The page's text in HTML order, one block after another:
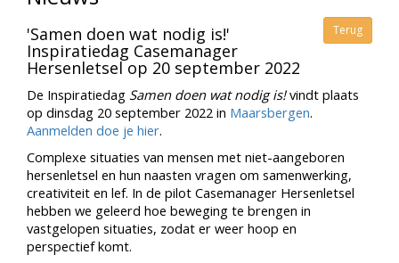
Terug
'Samen doen wat nodig is!'
Inspiratiedag Casemanager
Hersenletsel op 20 september 2022
De Inspiratiedag Samen doen wat nodig is!vindt plaats
op dinsdag 20 september 2022 in Maarsbergen.
Aanmelden doe je hier.
Complexe situaties van mensen met niet-aangeboren
hersenletsel en hun naasten vragen om samenwerking,
creativiteit en lef. In de pilot Casemanager Hersenletsel
hebben we geleerd hoe beweging te brengen in
vastgelopen situaties, zodat er weer hoop en
perspectief komt.